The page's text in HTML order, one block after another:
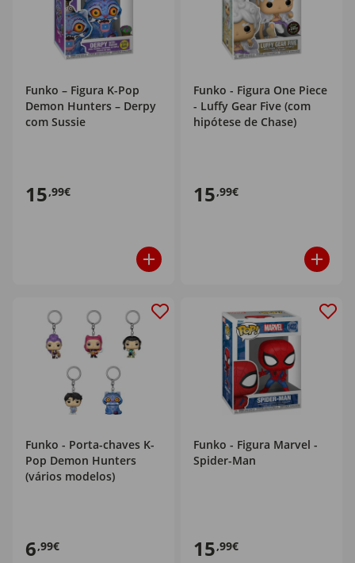
Funko – Figura K-Pop
Demon Hunters – Derpy
com Sussie
15,99€
Funko - Figura One Piece
- Luffy Gear Five (com
hipótese de Chase)
15,99€
Funko - Porta-chaves K-
Pop Demon Hunters
(vários modelos)
6,99€
Funko - Figura Marvel -
Spider-Man
15,99€